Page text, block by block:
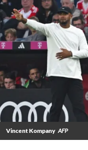
Vincent Kompany AFP